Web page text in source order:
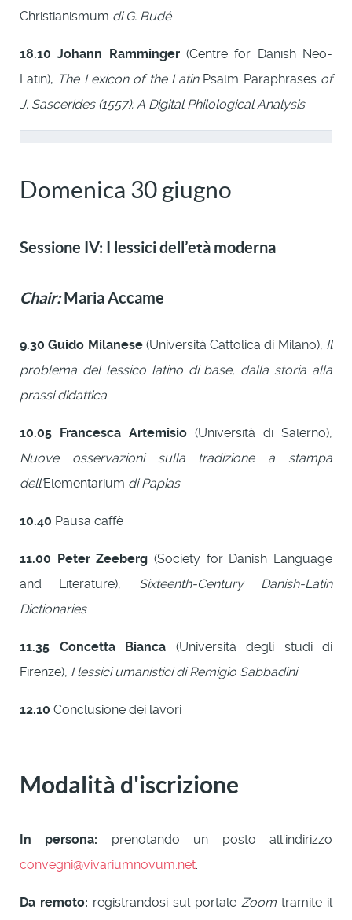
Christianismum di G. Budé
18.10 Johann Ramminger(Centre for Danish Neo-
Latin), The Lexicon of the LatinPsalm Paraphrases of
J. Sascerides (1557): A Digital Philological Analysis
Domenica 30 giugno
Sessione IV: I lessici dell’età moderna
Chair: Maria Accame
9.30 Guido Milanese(Università Cattolica di Milano), Il
problema del lessico latino di base, dalla storia alla
prassi didattica
10.05 Francesca Artemisio (Università di Salerno),
Nuove osservazioni sulla tradizione a stampa
dell’Elementarium di Papias
10.40 Pausa caffè
11.00 Peter Zeeberg (Society for Danish Language
and Literature), Sixteenth-Century Danish-Latin
Dictionaries
11.35 Concetta Bianca (Università degli studi di
Firenze), I lessici umanistici di Remigio Sabbadini
12.10 Conclusione dei lavori
Modalità d'iscrizione
In persona: prenotando un posto all'indirizzo
convegni@vivariumnovum.net.
Da remoto: registrandosi sul portale Zoom tramite il